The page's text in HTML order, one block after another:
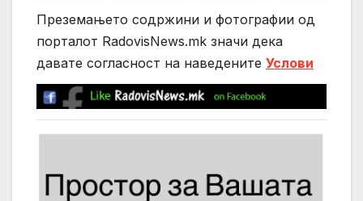
Преземањето содржини и фотографии од
порталот RadovisNews.mk значи дека
давате согласност на нaведените Услови